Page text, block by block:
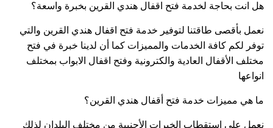
هل انت بحاجة لخدمة فتح اقفال هندي القرين بخبرة واسعة؟
نعمل بأقصى طاقتنا لتوفير خدمة فتح اقفال هندي القرين والتي
توفر لكم كافة الخدمات والمميزات كما أن لدينا خبرة في فتح
مختلف الأقفال العادية والكترونية وفتح اقفال الابواب بمختلف
انواعها
ما هي مميزات خدمة فتح أقفال هندي القرين؟
نعمل على استقطاب الخبرات الأجنبية من مختلف البلدان لذلك